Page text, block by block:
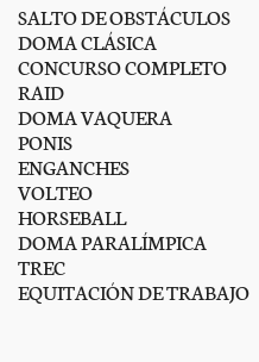
SALTO DE OBSTÁCULOS
DOMA CLÁSICA
CONCURSO COMPLETO
RAID
DOMA VAQUERA
PONIS
ENGANCHES
VOLTEO
HORSEBALL
DOMA PARALÍMPICA
TREC
EQUITACIÓN DE TRABAJO